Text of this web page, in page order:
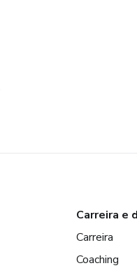
Carreira e
Carreira
Coaching